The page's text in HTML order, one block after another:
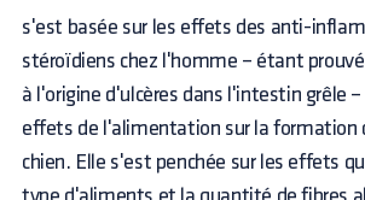
s'est basée sur les effets des anti-
stéroïdiens chez l'homme – étant
à l'origine d'ulcères dans l'intestin grêle
effets de l'alimentation sur la formation
chien. Elle s'est penchée sur les effets
type d'aliments et la quantité de fibres